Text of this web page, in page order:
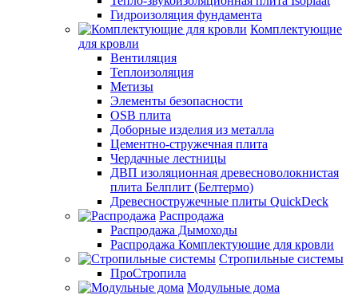
Гидроизоляция фундамента
Комплектующие
для кровли
Вентиляция
Теплоизоляция
Метизы
Элементы безопасности
OSB плита
Доборные изделия из металла
Цементно-стружечная плита
Чердачные лестницы
ДВП изоляционная древесноволокнистая
плита Белплит (Белтермо)
Древесностружечные плиты QuickDeck
Распродажа
Распродажа Дымоходы
Распродажа Комплектующие для кровли
Стропильные системы
ПроСтропила
Модульные дома